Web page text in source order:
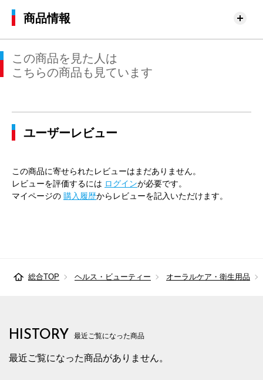
商品情報
この商品を見た人は
こちらの商品も見ています
ユーザーレビュー
この商品に寄せられたレビューはまだありません。
レビューを評価するには ログインが必要です。
マイページの 購入履歴からレビューを記入いただけます。
総合TOP ヘルス・ビューティー オーラルケア・衛生用品
HISTORY 最近ご覧になった商品
最近ご覧になった商品がありません。